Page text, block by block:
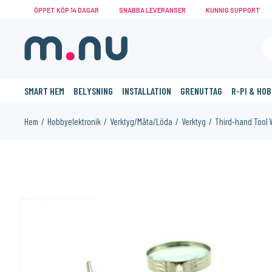
ÖPPET KÖP 14 DAGAR SNABBA LEVERANSER KUNNIG SUPPORT
SMART HEM BELYSNING INSTALLATION GRENUTTAG R-PI &
Hem Hobbyelektronik Verktyg/Mäta/Löda Verktyg Third-hand Tool